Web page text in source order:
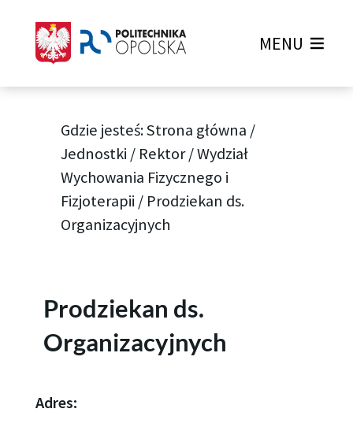
MENU
Gdzie jesteś:Strona główna /
Jednostki / Rektor/Wydział
Wychowania Fizycznego i
Fizjoterapii / Prodziekan ds.
Organizacyjnych
Prodziekan ds.
Organizacyjnych
Adres: